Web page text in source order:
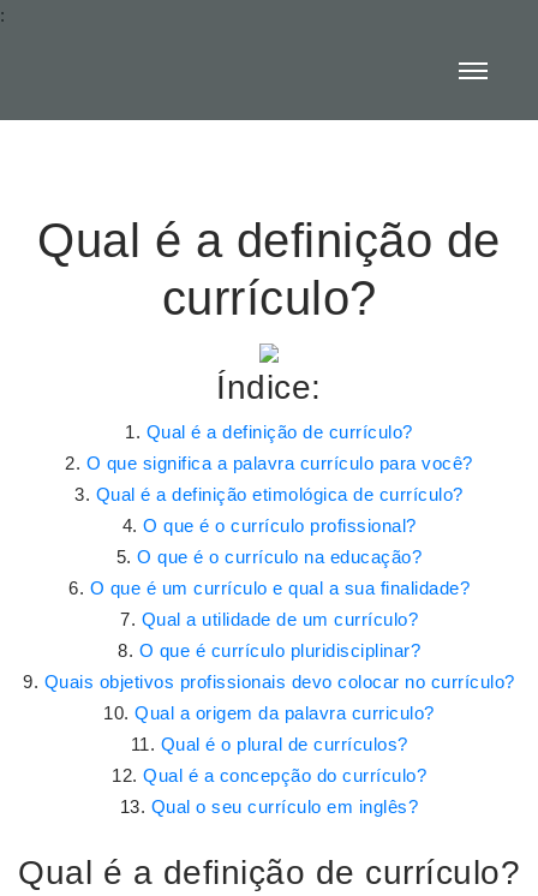
:
Qual é a definição de
currículo?
Índice:
Qual é a definição de currículo?
O que significa a palavra currículo para você?
Qual é a definição etimológica de currículo?
O que é o currículo profissional?
O que é o currículo na educação?
O que é um currículo e qual a sua finalidade?
Qual a utilidade de um currículo?
O que é currículo pluridisciplinar?
Quais objetivos profissionais devo colocar no currículo?
Qual a origem da palavra curriculo?
Qual é o plural de currículos?
Qual é a concepção do currículo?
Qual o seu currículo em inglês?
Qual é a definição de currículo?